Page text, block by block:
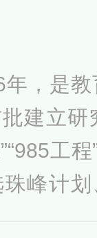
，是
建立
工
峰计